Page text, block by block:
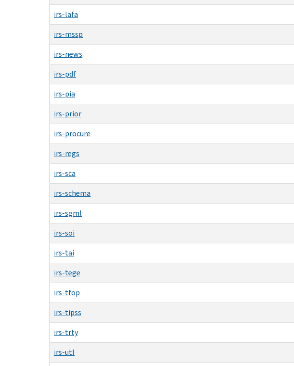
irs-lafa
irs-mssp
irs-news
irs-pdf
irs-pia
irs-prior
irs-procure
irs-regs
irs-sca
irs-schema
irs-sgml
irs-soi
irs-tai
irs-tege
irs-tfop
irs-tipss
irs-trty
irs-utl